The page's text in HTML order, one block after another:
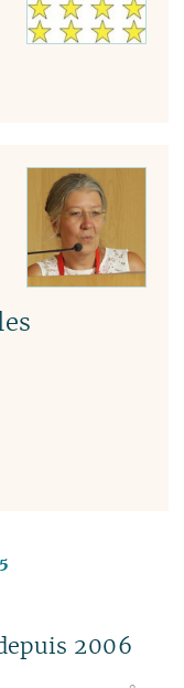
5
2006